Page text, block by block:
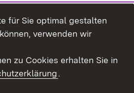
für Sie optimal gestalten
verwenden wir
zu Cookies erhalten Sie in
.